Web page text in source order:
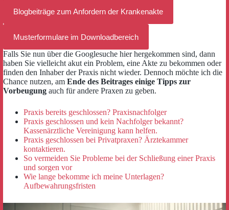
Blogbeiträge zum Anfordern der Krankenakte
Musterformulare im Downloadbereich
Falls Sie nun über die Googlesuche hier hergekommen sind, dann
haben Sie vielleicht akut ein Problem, eine Akte zu bekommen oder
finden den Inhaber der Praxis nicht wieder. Dennoch möchte ich die
Chance nutzen, am Ende des Beitrages einige Tipps zur
Vorbeugung auch für andere Praxen zu geben.
Praxis bereits geschlossen? Praxisnachfolger
Praxis geschlossen und kein Nachfolger bekannt?
Kassenärztliche Vereinigung kann helfen.
Praxis geschlossen bei Privatpraxen? Ärztekammer
kontaktieren.
So vermeiden Sie Probleme bei der Schließung einer Praxis
und sorgen vor
Wie lange bekomme ich meine Unterlagen?
Aufbewahrungsfristen